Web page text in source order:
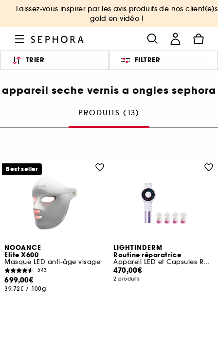
Laissez-vous inspirer par les avis produits de nos client(e)s
gold en vidéo !
TRIER FILTRER
appareil seche vernis a ongles sephora
PRODUITS (13)
NOOANCE
Elite X600
Masque LED anti-âge visage
543
699,00€
39,72€ / 100g
Best seller
LIGHTINDERM
Routine réparatrice
Appareil LED et Capsules Repair
470,00€
2 produits